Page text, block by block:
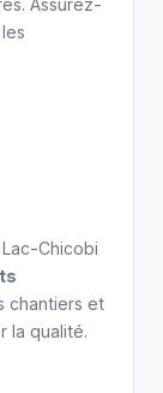
Assurez-
Chicobi
chantiers et
la qualité.